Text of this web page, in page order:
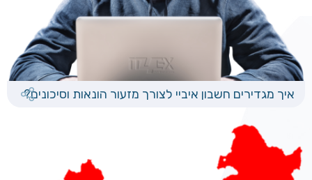
איך מגדירים חשבון איביי לצורך מזעור הונאות וסיכונים?